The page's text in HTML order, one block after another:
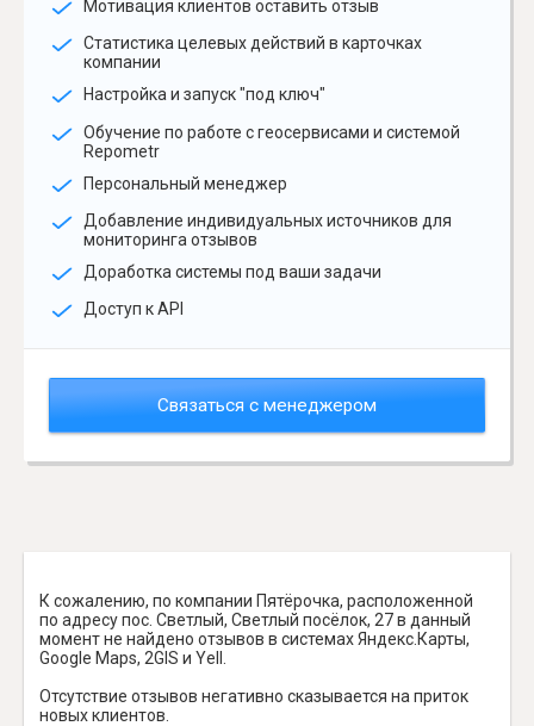
Мотивация клиентов оставить отзыв
Статистика целевых действий в карточках
компании
Настройка и запуск "под ключ"
Обучение по работе с геосервисами и системой
Repometr
Персональный менеджер
Добавление индивидуальных источников для
мониторинга отзывов
Доработка системы под ваши задачи
Доступ к API
Связаться с менеджером
К сожалению, по компании Пятёрочка, расположенной
по адресу пос. Светлый, Светлый посёлок, 27 в данный
момент не найдено отзывов в системах Яндекс.Карты,
Google Maps, 2GIS и Yell.
Отсутствие отзывов негативно сказывается на приток
новых клиентов.